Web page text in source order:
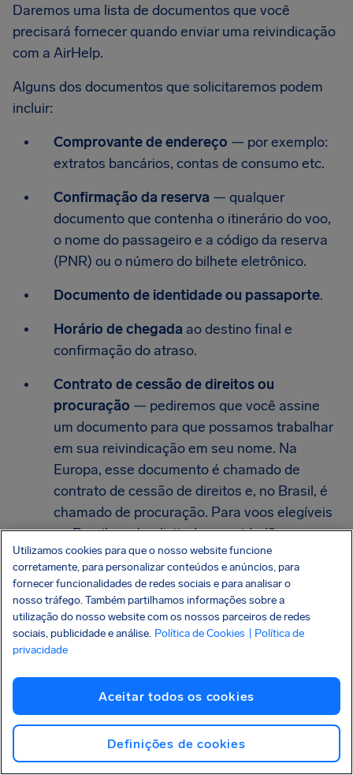
Daremos uma lista de documentos que você
precisará fornecer quando enviar uma reivindicação
com a AirHelp.
Alguns dos documentos que solicitaremos podem
incluir:
Comprovante de endereço — por exemplo:
extratos bancários, contas de consumo etc.
Confirmação da reserva — qualquer
documento que contenha o itinerário do voo,
o nome do passageiro e a código da reserva
(PNR) ou o número do bilhete eletrônico.
Documento de identidade ou passaporte.
Horário de chegada ao destino final e
confirmação do atraso.
Contrato de cessão de direitos ou
procuração — pediremos que você assine
um documento para que possamos trabalhar
em sua reivindicação em seu nome. Na
Europa, esse documento é chamado de
contrato de cessão de direitos e, no Brasil, é
chamado de procuração. Para voos elegíveis
no Brasil, será solicitado aos cidadãos
brasileiros que incluam seu Cadastro de
Pessoas Físicas (CPF), e cidadãos não
brasileiros deverão incluir o número do
passaporte/documento de identidade.
Além disso, podemos precisar de:
você perdeu uma conexão.
Relatório de irregularidade da propriedade
Utilizamos cookies para que o nosso website funcione
corretamente, para personalizar conteúdos e anúncios, para
fornecer funcionalidades de redes sociais e para analisar o
nosso tráfego. Também partilhamos informações sobre a
utilização do nosso website com os nossos parceiros de redes
sociais, publicidade e análise. Política de Cookies
| Política de
privacidade
Aceitar todos os cookies
Definições de cookies